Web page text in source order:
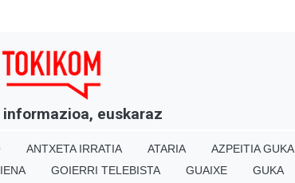
informazioa, euskaraz
ANTXETA IRRATIA ATARIA AZPEITIA GUKA
GOIERRI TELEBISTA GUAIXE GUKA